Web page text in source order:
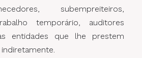
subempreiteiros,
temporário, auditores
entidades que lhe prestem